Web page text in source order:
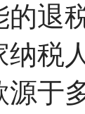
的退
纳税
源于